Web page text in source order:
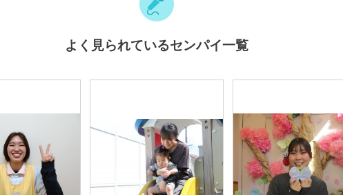
よく見られているセンパイ一覧